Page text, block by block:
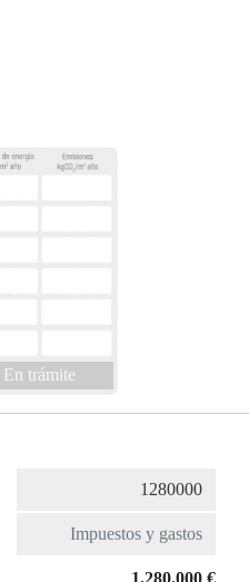
En trámite